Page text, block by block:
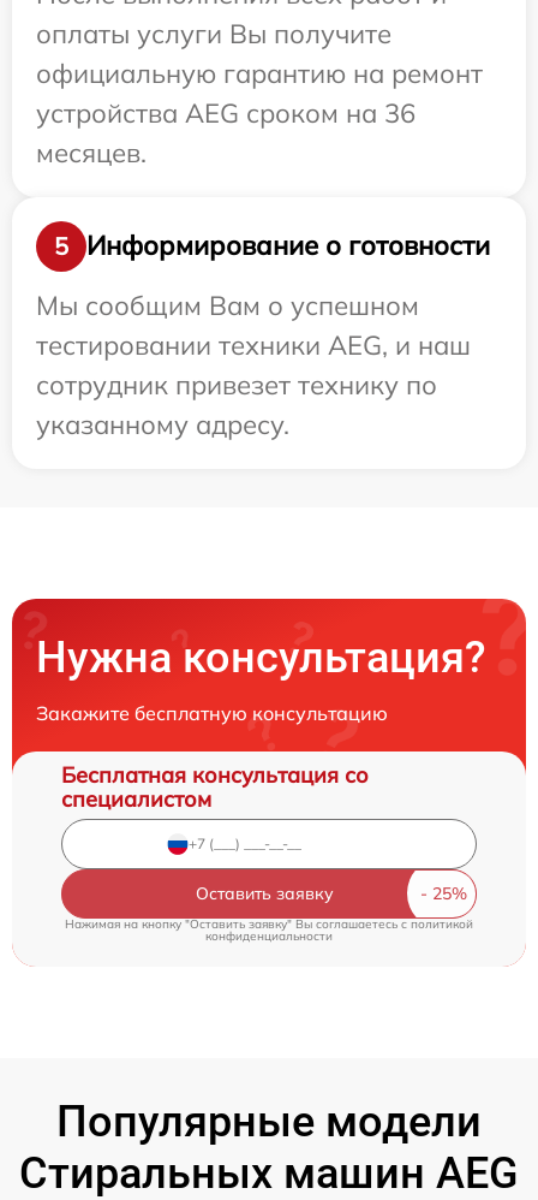
оплаты услуги Вы получите
официальную гарантию на ремонт
устройства AEG сроком на 36
месяцев.
5
Информирование о готовности
Мы сообщим Вам о успешном
тестировании техники AEG, и наш
сотрудник привезет технику по
указанному адресу.
Нужна консультация?
Закажите бесплатную консультацию
Бесплатная консультация со
специалистом
Оставить заявку
Нажимая на кнопку "Оставить заявку" Вы соглашаетесь cполитикой
конфиденциальности
Популярные модели
Стиральных машин AEG